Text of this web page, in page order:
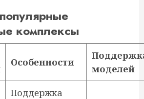
комплексы
Особенности
моделей
Поддержка